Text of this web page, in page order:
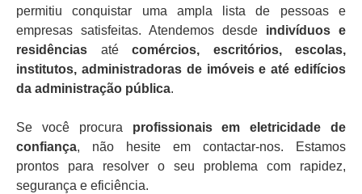
permitiu conquistar uma ampla lista de pessoas e
empresas satisfeitas. Atendemos desde indivíduos e
residências até comércios, escritórios, escolas,
institutos, administradoras de imóveis e até edifícios
da administração pública.
Se você procura profissionais em eletricidade de
confiança, não hesite em contactar-nos. Estamos
prontos para resolver o seu problema com rapidez,
segurança e eficiência.